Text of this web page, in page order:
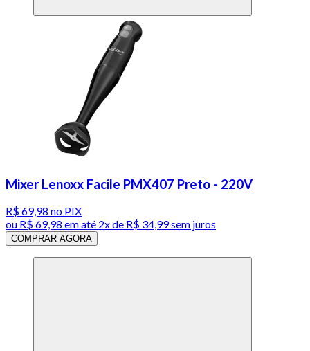
Mixer Lenoxx Facile PMX407 Preto - 220V
R$ 69,98 no PIX
ou R$ 69,98 em até 2x de R$ 34,99 sem juros
COMPRAR AGORA